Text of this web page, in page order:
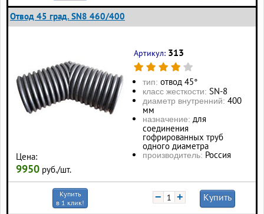
Отвод 45 град. SN8 460/400
Цена:
9950 руб./шт.
Артикул: 313
тип: отвод 45°
класс жесткости: SN-8
диаметр внутренний: 400
мм
назначение: для
соединения
гофрированных труб
одного диаметра
производитель: Россия
Купить
в 1 клик!
− + Купить